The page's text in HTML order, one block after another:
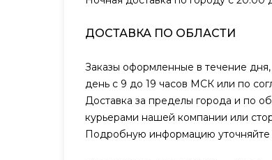
ДОСТАВКА ПО ОБЛАСТИ
Заказы оформленные в течение
день с 9 до 19 часов МСК или по
Доставка за пределы города и по
курьерами нашей компании или
Подробную информацию уточняйте